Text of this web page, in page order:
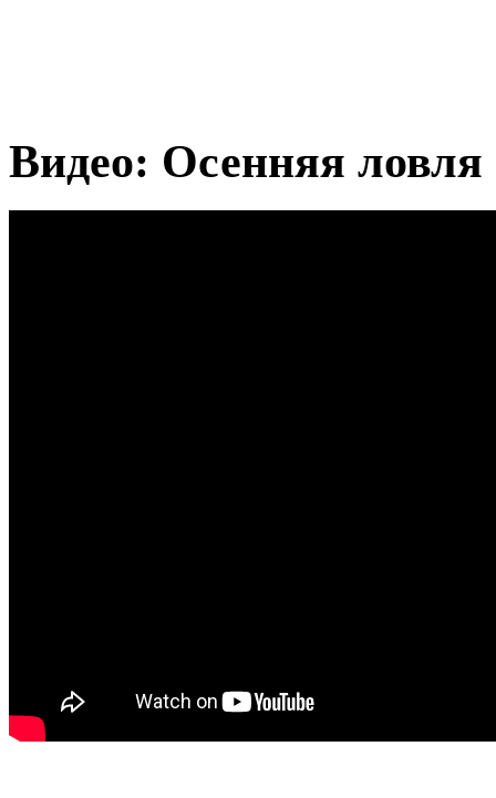
Видео: Осенняя ловля